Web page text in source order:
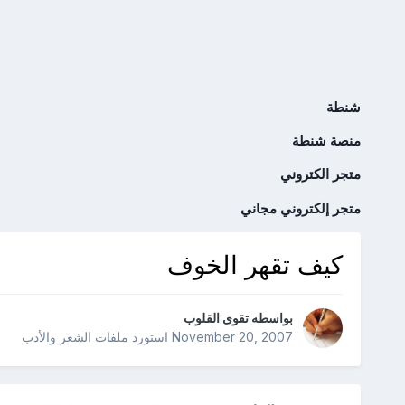
شنطة
منصة شنطة
متجر الكتروني
متجر إلكتروني مجاني
كيف تقهر الخوف
بواسطه تقوى القلوب
November 20, 2007استورد ملفات الشعر والأدب